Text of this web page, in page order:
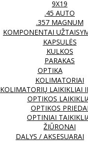
9X19
.45 AUTO
.357 MAGNUM
KOMPONENTAI
KAPSULĖS
KULKOS
PARAKAS
OPTIKA
KOLIMATORIAI
KOLIMATORIŲ LAIKIKLIAI
OPTIKOS
OPTIKOS PRIEDAI
OPTINIAI
ŽIŪRONAI
DALYS / AKSESUARAI